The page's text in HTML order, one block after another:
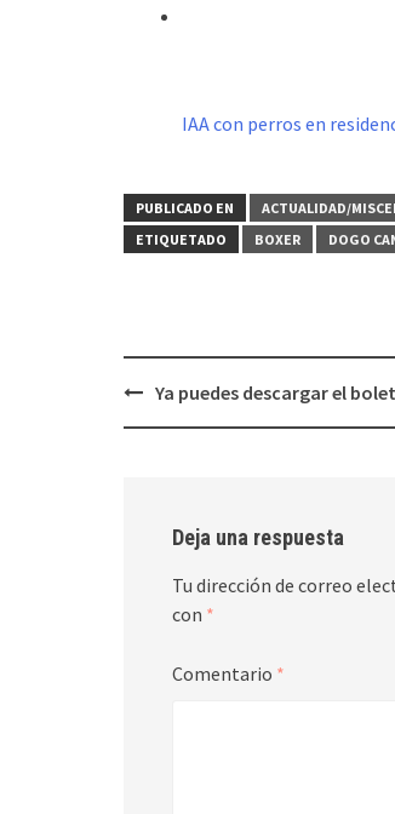
IAA con perros en
PUBLICADO EN ACTUALIDAD/
ETIQUETADO
BOXER DOGO
Navegación
de
Ya puedes descargar el
Deja una respuesta
Tu dirección de correo
con *
Comentario *